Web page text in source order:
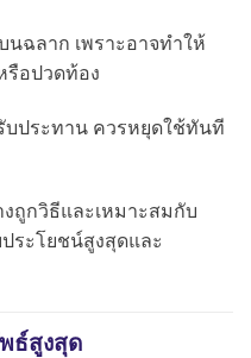
ฉลาก เพราะอาจทำให้
รือปวดท้อง
บประทาน ควรหยุดใช้ทันที
ถูกวิธีและเหมาะสมกับ
ระโยชน์สูงสุดและ
ธ์สูงสุด